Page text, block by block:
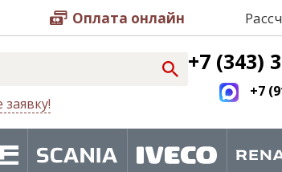
Оплата онлайн
+7 (343)
+7